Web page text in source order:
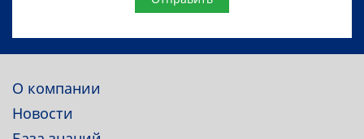
О компании
Новости